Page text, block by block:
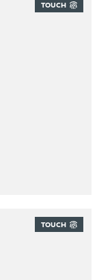
TOUCH
TOUCH